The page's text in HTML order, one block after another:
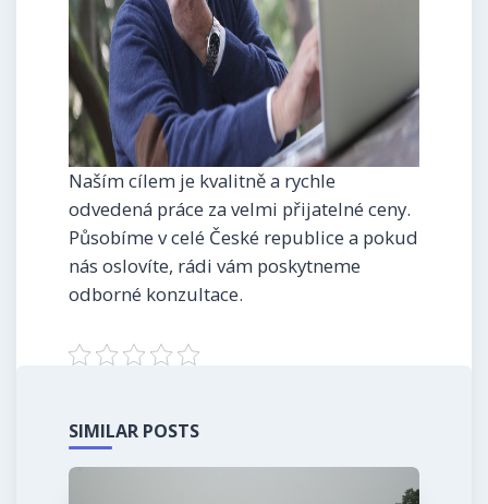
Naším cílem je kvalitně a rychle
odvedená práce za velmi přijatelné ceny.
Působíme v celé České republice a pokud
nás oslovíte, rádi vám poskytneme
odborné konzultace.
SIMILAR POSTS